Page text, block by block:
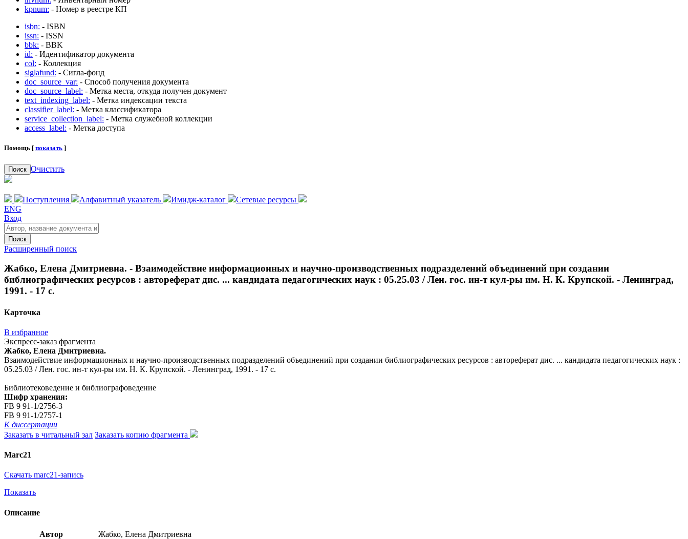
kpnum: - Номер в реестре КП
isbn: - ISBN
issn: - ISSN
bbk: - BBK
id: - Идентификатор документа
col: - Коллекция
siglafund: - Сигла-фонд
doc_source_var: - Способ получения документа
doc_source_label: - Метка места, откуда получен документ
text_indexing_label: - Метка индексации текста
classifier_label: - Метка классификатора
service_collection_label: - Метка служебной коллекции
access_label: - Метка доступа
Помощь [ показать ]
Поиск Очистить
Поступления Алфавитный указатель Имидж-каталог
Сетевые ресурсы
ENG
Вход
Поиск
Расширенный поиск
Жабко, Елена Дмитриевна. - Взаимодействие информационных и научно-производственных подразделений объединений при создании
библиографических ресурсов : автореферат дис. ... кандидата педагогических наук : 05.25.03 / Лен. гос. ин-т кул-ры им. Н. К. Крупской. - Ленинград,
1991. - 17 с.
Карточка
В избранное
Экспресс-заказ фрагмента
Жабко, Елена Дмитриевна.
Взаимодействие информационных и научно-производственных подразделений объединений при создании библиографических ресурсов : автореферат дис. ... кандидата педагогических наук :
05.25.03 / Лен. гос. ин-т кул-ры им. Н. К. Крупской. - Ленинград, 1991. - 17 с.
Библиотековедение и библиографоведение
Шифр хранения:
FB 9 91-1/2756-3
FB 9 91-1/2757-1
К диссертации
Заказать в читальный зал Заказать копию фрагмента
Marc21
Скачать marc21-запись
Показать
Описание
Автор
Жабко, Елена Дмитриевна